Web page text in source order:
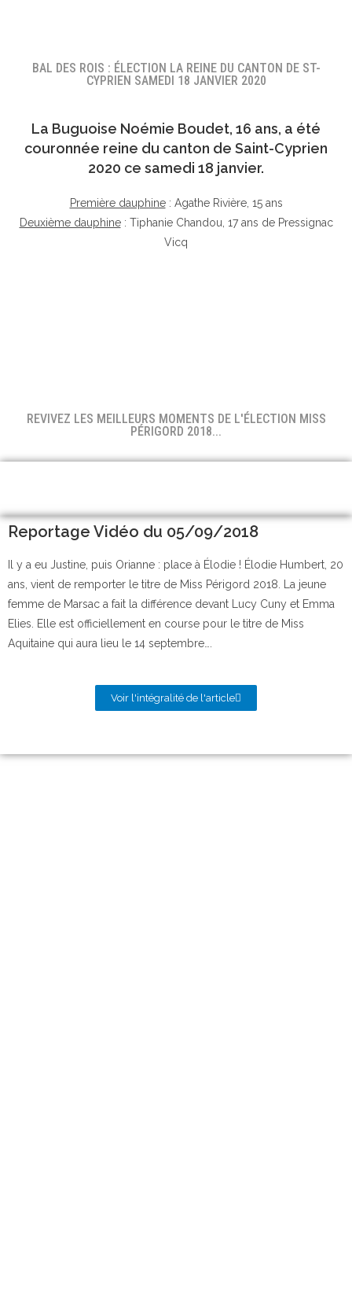
BAL DES ROIS : ÉLECTION LA REINE DU CANTON DE ST-
CYPRIEN SAMEDI 18 JANVIER 2020
La Buguoise Noémie Boudet, 16 ans, a été
couronnée reine du canton de Saint-Cyprien
2020 ce samedi 18 janvier.
Première dauphine: Agathe Rivière, 15 ans
Deuxième dauphine: Tiphanie Chandou, 17 ans de Pressignac
Vicq
REVIVEZ LES MEILLEURS MOMENTS DE L'ÉLECTION MISS
PÉRIGORD 2018...
Reportage Vidéo du 05/09/2018
Il y a eu Justine, puis Orianne : place à Élodie ! Élodie Humbert, 20
ans, vient de remporter le titre de Miss Périgord 2018. La jeune
femme de Marsac a fait la différence devant Lucy Cuny et Emma
Elies. Elle est officiellement en course pour le titre de Miss
Aquitaine qui aura lieu le 14 septembre….
Voir l'intégralité de l'article